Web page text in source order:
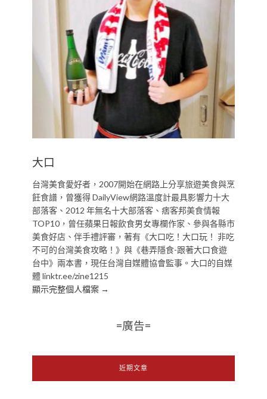
大口
台灣美食愛好者，2007開始在網路上分享旅遊美食與烹
飪食譜，曾獲得 DailyView網路溫度計最具影響力十大
部落客、2012 年無名十大部落客、痞客邦美食情報
TOP10，曾任蘋果日報飲食男女專欄作家、參與各縣市
美食好店、伴手禮評審，著有《大口吃！大口玩！ 非吃
不可的台灣美食攻略！》與《巷弄隱食-跟著大口食遊
台中》兩本書，現任台灣自媒體協會監事。大口的自媒
體 linktr.ee/zine1215
顯示完整個人檔案 →
=廣告=
近期文章